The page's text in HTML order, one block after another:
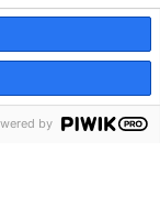
by